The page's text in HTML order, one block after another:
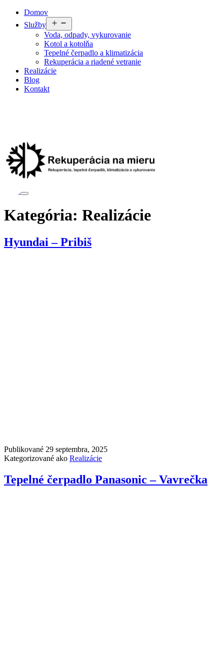
PreskočiťDomov
Služby
menu
Voda, odpady, vykurovanie
Kotol a kotolňa
Tepelné čerpadlo a klimatizácia
Rekuperácia a riadené vetranie
Realizácie
Blog
Kontakt
Kategória: Realizácie
Hyundai – Pribiš
Publikované 29 septembra, 2025
Kategorizované ako Realizácie
Tepelné čerpadlo Panasonic – Vavrečka